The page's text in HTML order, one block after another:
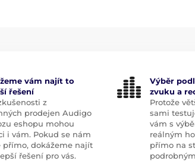
vám najít to
řešení
z
prodejen Audigo
eshopu mohou
i vám. Pokud se nám
přímo, dokážeme najít
řešení pro vás.
Výběr
zvuku a
Protože
sami
vám s
reálným
přímo na